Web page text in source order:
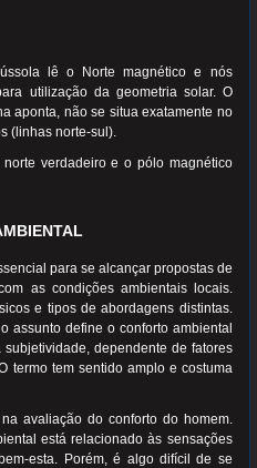
lê o Norte magnético e nós
utilização da geometria solar. O
aponta, não se situa exatamente no
(linhas norte-sul).
verdadeiro e o pólo magnético
para se alcançar propostas de
as condições ambientais locais.
e tipos de abordagens distintas.
assunto define o conforto ambiental
dependente de fatores
termo tem sentido amplo e costuma
avaliação do conforto do homem.
está relacionado às sensações
esta. Porém, é algo difícil de se